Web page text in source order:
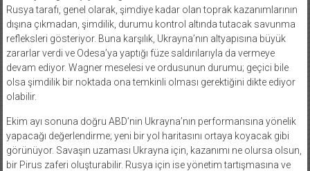
Rusya tarafı, genel olarak, şimdiye kadar olan toprak kazanımlarının
dışına çıkmadan, şimdilik, durumu kontrol altında tutacak savunma
refleksleri gösteriyor. Buna karşılık, Ukrayna’nın altyapısına büyük
zararlar verdi ve Odesa’ya yaptığı füze saldırılarıyla da vermeye
devam ediyor. Wagner meselesi ve ordusunun durumu; geçici bile
olsa şimdilik bir noktada ona temkinli olması gerektiğini dikte ediyor
olabilir.
Ekim ayı sonuna doğru ABD’nin Ukrayna’nın performansına yönelik
yapacağı değerlendirme; yeni bir yol haritasını ortaya koyacak gibi
görünüyor. Savaşın uzaması Ukrayna için, kazanımı ne olursa olsun,
bir Pirus zaferi oluşturabilir. Rusya için ise yönetim tartışmasına ve